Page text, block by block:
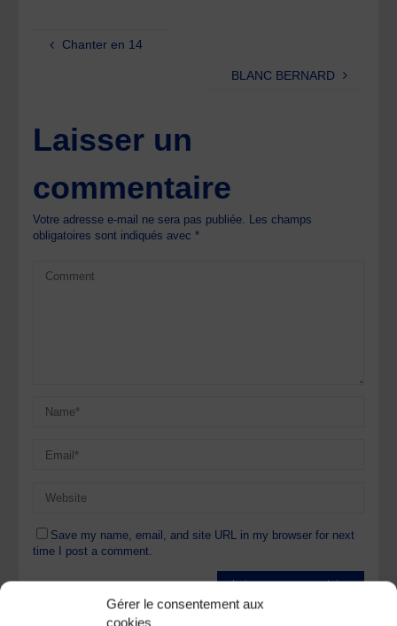
Gérer le consentement aux
cookies
Chanter en 14
BLANC BERNARD
Laisser un
commentaire
Votre adresse e-mail ne sera pas publiée.
Les champs
obligatoires sont indiqués avec*
Save my name, email, and site URL in my browser for next
time I post a comment.
Ce site utilise Akismet pour réduire les indésirables.